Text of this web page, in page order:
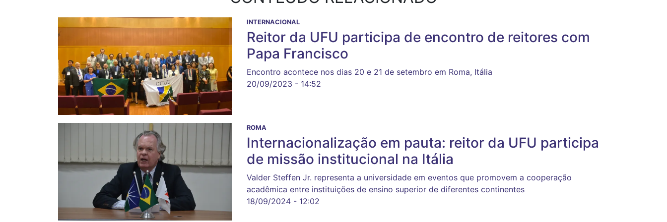
INTERNACIONAL
Reitor da UFU participa de encontro de reitores com
Papa Francisco
Encontro acontece nos dias 20 e 21 de setembro em Roma, Itália
20/09/2023 - 14:52
ROMA
Internacionalização em pauta: reitor da UFU participa
de missão institucional na Itália
Valder Steffen Jr. representa a universidade em eventos que promovem a cooperação
acadêmica entre instituições de ensino superior de diferentes continentes
18/09/2024 - 12:02